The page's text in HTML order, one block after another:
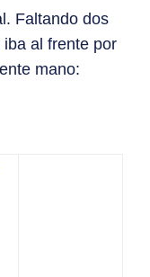
Faltando dos
al frente por
mano: